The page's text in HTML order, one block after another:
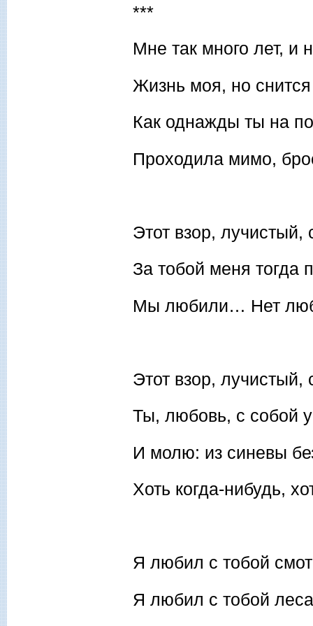
***
Мне так много лет, и
Жизнь моя, но
Как однажды ты на
Проходила мимо,
Этот взор,
За тобой меня тогда
Мы любили… Нет
Этот взор,
Ты, любовь, с собой
И молю: из синевы
Хоть когда-нибудь,
Я любил с тобой
Я любил с тобой